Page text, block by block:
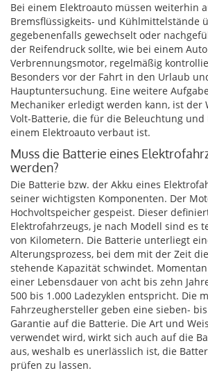
Bei einem Elektroauto müssen weiterhin
Bremsflüssigkeits- und Kühlmittelstände
gegebenenfalls gewechselt oder
der Reifendruck sollte, wie bei einem
Verbrennungsmotor, regelmäßig
Besonders vor der Fahrt in den Urlaub
Hauptuntersuchung. Eine weitere
Mechaniker erledigt werden kann, ist der
Volt-Batterie, die für die Beleuchtung und
einem Elektroauto verbaut ist.
Muss die Batterie eines
werden?
Die Batterie bzw. der Akku eines
seiner wichtigsten Komponenten. Der
Hochvoltspeicher gespeist. Dieser
Elektrofahrzeugs, je nach Modell sind es
von Kilometern. Die Batterie unterliegt
Alterungsprozess, bei dem mit der Zeit
stehende Kapazität schwindet.
einer Lebensdauer von acht bis zehn
500 bis 1.000 Ladezyklen entspricht. Die
Fahrzeughersteller geben eine sieben-
Garantie auf die Batterie. Die Art und
verwendet wird, wirkt sich auch auf die
aus, weshalb es unerlässlich ist, die
prüfen zu lassen.